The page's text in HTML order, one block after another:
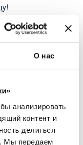
О нас
анализировать
контент и
делиться
Мы передаем